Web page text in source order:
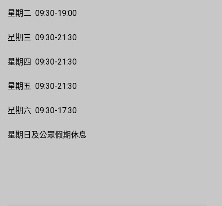
星期二 09:30-19:00
星期三 09:30-21:30
星期四 09:30-21:30
星期五 09:30-21:30
星期六 09:30-17:30
星期日及公眾假期休息